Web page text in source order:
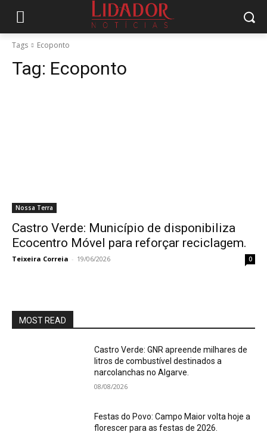
Tags Ecoponto
Tag: Ecoponto
Nossa Terra
Castro Verde: Município de disponibiliza
Ecocentro Móvel para reforçar reciclagem.
Teixeira Correia - 19/06/2026 0
MOST READ
Castro Verde: GNR apreende milhares de
litros de combustível destinados a
narcolanchas no Algarve.
08/08/2026
Festas do Povo: Campo Maior volta hoje a
florescer para as festas de 2026.